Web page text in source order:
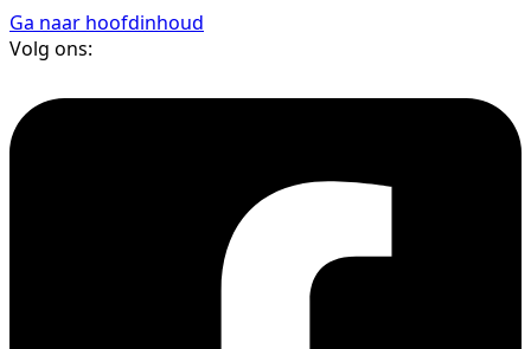
Ga naar hoofdinhoud
Volg ons: